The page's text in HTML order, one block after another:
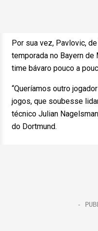
Por sua vez, Pavlovic,
temporada no Bayern de
time bávaro pouco a
“Queríamos outro
jogos, que soubesse
técnico Julian
do Dortmund.